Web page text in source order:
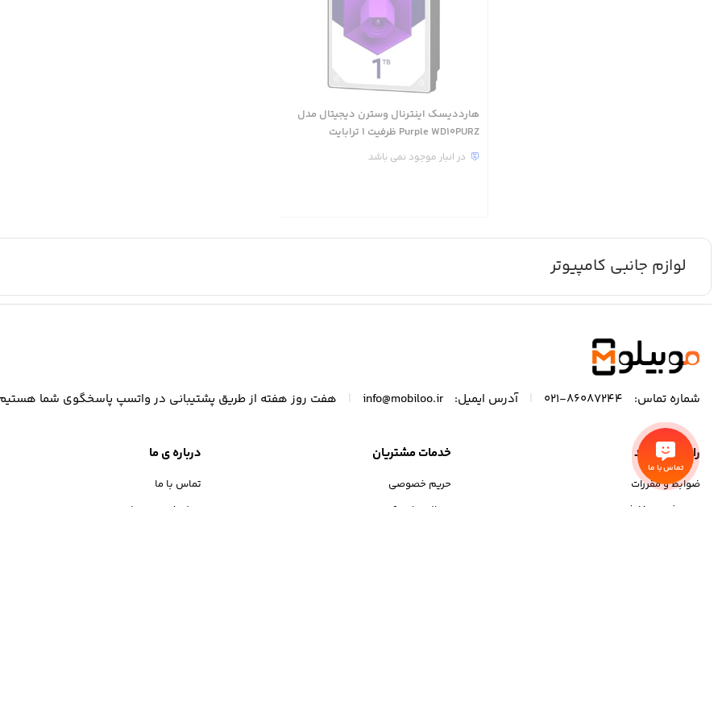
هارددیسک اینترنال وسترن دیجیتال مدل
Purple WD10PURZ ظرفیت 1 ترابایت
در انبار موجود نمی باشد
لوازم جانبی کامپیوتر
شماره تماس: 86087244-021 آدرس ایمیل: info@mobiloo.ir هفت روز هفته از طریق پشتیبانی در واتسپ پاسخگوی شما
راهنمای خرید
ضوابط و مقررات
نحوه ثبت سفارش
خدمات مشتریان
حریم خصوصی
سوالی دارید؟
درباره ی ما
تماس با ما
مجله خبری موبیلو
تماس با ما